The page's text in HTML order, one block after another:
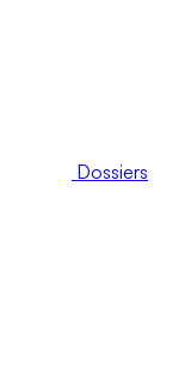
Dossiers